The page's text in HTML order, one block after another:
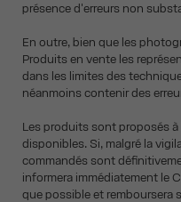
présence d'erreurs non
En outre, bien que les
Produits en vente les
dans les limites des
néanmoins contenir des
Les produits sont proposés
disponibles. Si, malgré la
commandés sont
informera immédiatement le
que possible et remboursera